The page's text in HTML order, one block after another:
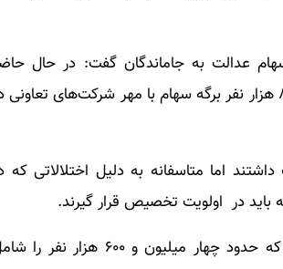
عدالت به جاماندگان گفت: در حال
جاماندگان سهام عدالت شامل سه گروه هستند. حدود یک میلیون و ۸۵۰ هزار نفر برگه سهام با مهر شرکت‌های
در سهام عدالت عضویت داشتند اما متاسفانه به دلیل اختلالاتی که
در اولویت تخصیص قرار گیرند.
وی تصریح کرد: گروه دوم مددجویان کمیته امداد و بهزیستی هستند که حدود چهار میلیون و ۶۰۰